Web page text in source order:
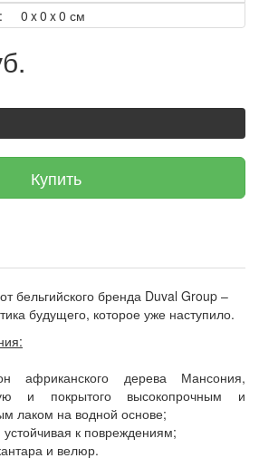
0 x 0 x 0 см
Купить
от бельгийского бренда Duval Group –
будущего, которое уже наступило.
африканского дерева Мансония,
и покрытого высокопрочным и
лаком на водной основе;
к повреждениям;
и велюр.